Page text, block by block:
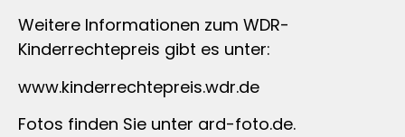
Weitere Informationen zum WDR-
Kinderrechtepreis gibt es unter:
www.kinderrechtepreis.wdr.de
Fotos finden Sie unter ard-foto.de.